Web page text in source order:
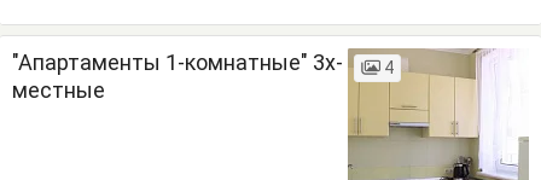
"Апартаменты 1-комнатные" 3х-
местные
4